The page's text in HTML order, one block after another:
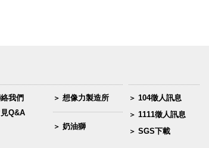
我們
Q&A
想像力製造所
奶油獅
104徵人訊息
1111徵人訊息
SGS下載